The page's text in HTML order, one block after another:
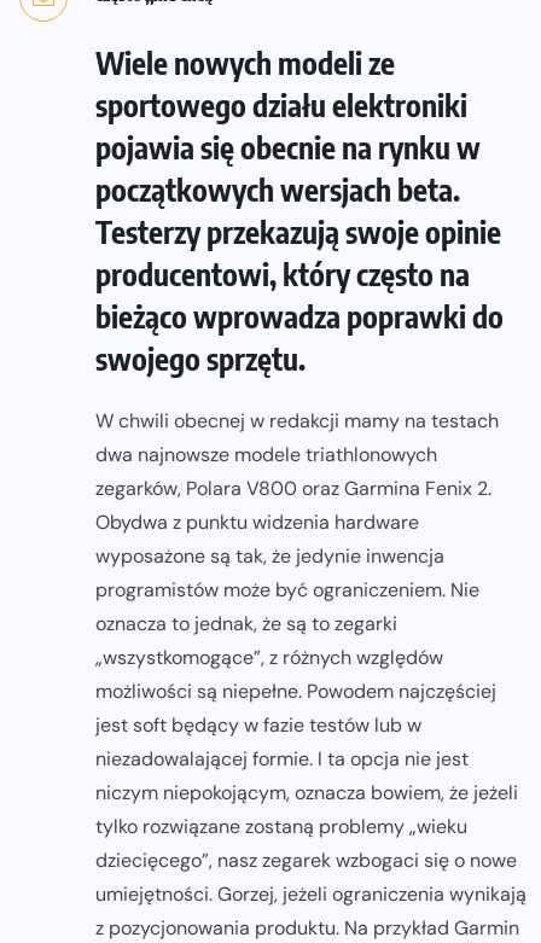
Wiele nowych modeli ze
sportowego działu elektroniki
pojawia się obecnie na rynku w
początkowych wersjach beta.
Testerzy przekazują swoje opinie
producentowi, który często na
bieżąco wprowadza poprawki do
swojego sprzętu.
W chwili obecnej w redakcji mamy na testach
dwa najnowsze modele triathlonowych
zegarków, Polara V800 oraz Garmina Fenix 2.
Obydwa z punktu widzenia hardware
wyposażone są tak, że jedynie inwencja
programistów może być ograniczeniem. Nie
oznacza to jednak, że są to zegarki
„wszystkomogące”, z różnych względów
możliwości są niepełne. Powodem najczęściej
jest soft będący w fazie testów lub w
niezadowalającej formie. I ta opcja nie jest
niczym niepokojącym, oznacza bowiem, że jeżeli
tylko rozwiązane zostaną problemy „wieku
dziecięcego”, nasz zegarek wzbogaci się o nowe
umiejętności. Gorzej, jeżeli ograniczenia wynikają
z pozycjonowania produktu. Na przykład Garmin